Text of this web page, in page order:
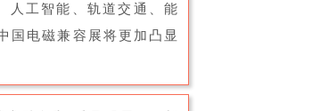
人工智能、轨道交通、能
国电磁兼容展将更加凸显